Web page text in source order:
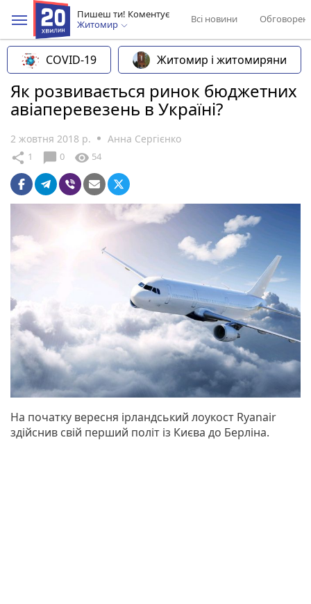
Пишеш ти! Коментує
Житомир
Всі новини
COVID-19 Житомир і житомиряни
Як розвивається ринок бюджетних
авіаперевезень в Україні?
2 жовтня 2018 р. Анна Сергієнко
share 1 chat_bubble 0 visibility 54
На початку вересня ірландський лоукост Ryanair
здійснив свій перший політ із Києва до Берліна.